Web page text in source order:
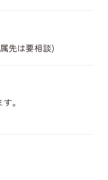
先は要相談)
。